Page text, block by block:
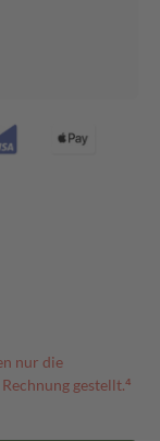
nur die
gestellt.⁴